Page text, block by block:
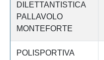
DILETTANTISTICA
PALLAVOLO
MONTEFORTE
POLISPORTIVA